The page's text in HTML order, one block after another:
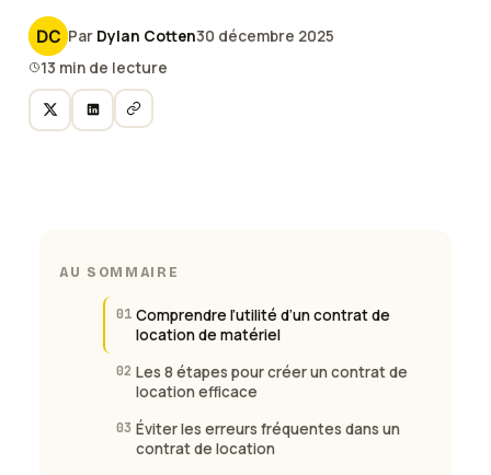
Par Dylan Cotten30 décembre 2025
13 min de lecture
AU SOMMAIRE
01 Comprendre l’utilité d’un contrat de
location de matériel
02 Les 8 étapes pour créer un contrat de
location efficace
03 Éviter les erreurs fréquentes dans un
contrat de location